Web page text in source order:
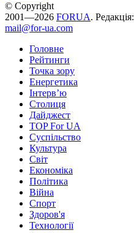
© Copyright
2001—2026 FORUA. Редакція:
mail@for-ua.com
Головне
Рейтинги
Точка зору
Енергетика
Інтерв’ю
Столиця
Дайджест
TOP For UA
Суспiльство
Культура
Світ
Економіка
Політика
Війна
Спорт
Здоров'я
Технології